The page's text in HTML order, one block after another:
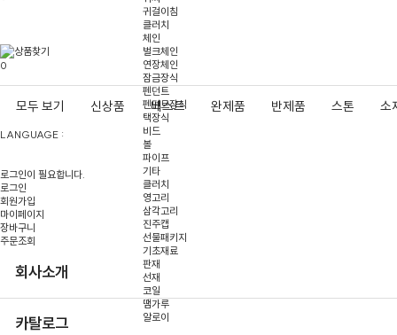
귀걸이침
클러치
체인
벌크체인
연장체인
잠금장식
펜던트
펜던트장식
택장식
비드
볼
파이프
기타
클러치
영고리
삼각고리
진주캡
선물패키지
기초재료
판재
선재
코일
땜가루
알로이
0
모두 보기 신상품 베스트 완제품 반제품 스톤 소
LANGUAGE :
로그인이 필요합니다.
로그인
회원가입
마이페이지
장바구니
주문조회
회사소개
카탈로그